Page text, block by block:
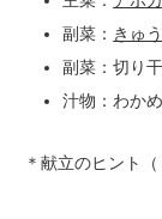
副菜： きゅ
副菜：切り
汁物：わか
＊献立のヒント（